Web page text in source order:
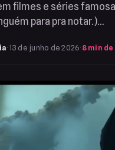
filmes e séries
para pra notar.)…
· 13 de junho de 2026· 8 min